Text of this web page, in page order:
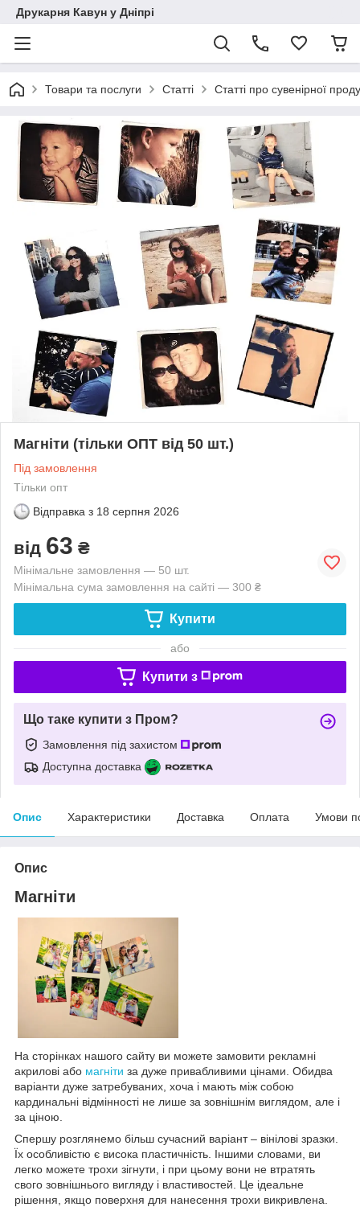
Друкарня Кавун у Дніпрі
Товари та послуги Статті Статті про сувенірної
Магніти (тільки ОПТ від 50 шт.)
Під замовлення
Тільки опт
Відправка з 18 серпня 2026
від 63 ₴
Мінімальне замовлення — 50 шт.
Мінімальна сума замовлення на сайті — 300 ₴
Купити
або
Купити з
Що таке купити з Пром?
Замовлення під захистом
Доступна доставка
Опис Характеристики Доставка Оплата Умови
Опис
Магніти
На сторінках нашого сайту ви можете замовити рекламні
акрилові або магніти за дуже привабливими цінами. Обидва
варіанти дуже затребуваних, хоча і мають між собою
кардинальні відмінності не лише за зовнішнім виглядом, але і
за ціною.
Спершу розглянемо більш сучасний варіант – вінілові зразки.
Їх особливістю є висока пластичність. Іншими словами, ви
легко можете трохи зігнути, і при цьому вони не втратять
свого зовнішнього вигляду і властивостей. Це ідеальне
рішення, якщо поверхня для нанесення трохи викривлена.